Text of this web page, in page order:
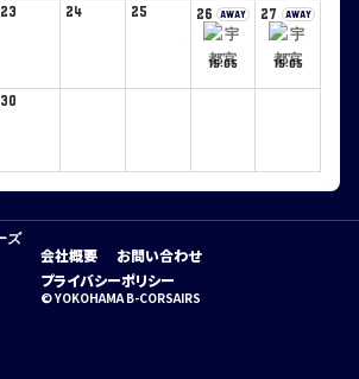
23 24 25 26 AWAY
15:05
27 AWAY
15:05
30
会社概要
お問い合わせ
プライバシーポリシー
© YOKOHAMA B-CORSAIRS